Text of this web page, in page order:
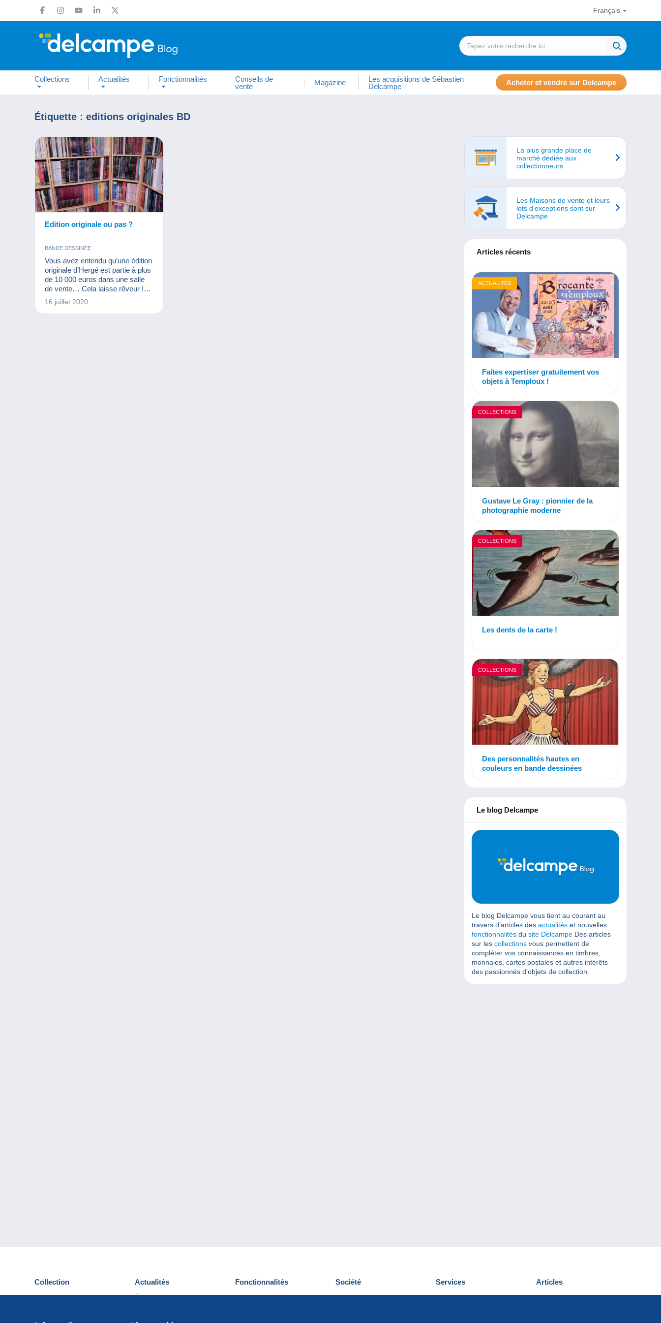
Français
Collections Actualités Fonctionnalités
Conseils de
vente
Magazine
Les acquisitions de Sébastien
Delcampe
Acheter et vendre sur Delcampe
Étiquette : editions originales BD
Edition originale ou pas ?
BANDE DESSINÉE
Vous avez entendu qu’une édition
originale d’Hergé est partie à plus
de 10 000 euros dans une salle
de vente… Cela laisse rêveur !
Mais avant de proposer les
albums de bandes dessinées sur
16 juillet 2020
La plus grande place de
marché dédiée aux
collectionneurs
Les Maisons de vente et leurs
lots d'exceptions sont sur
Delcampe
Articles récents
ACTUALITÉS
Faites expertiser gratuitement vos
objets à Temploux !
COLLECTIONS
Gustave Le Gray : pionnier de la
photographie moderne
COLLECTIONS
Les dents de la carte !
COLLECTIONS
Des personnalités hautes en
couleurs en bande dessinées
Le blog Delcampe
Le blog Delcampe vous tient au courant au
travers d’articles des actualités et nouvelles
fonctionnalités du site Delcampe Des articles
sur les collections vous permettent de
compléter vos connaissances en timbres,
monnaies, cartes postales et autres intérêts
des passionnés d’objets de collection.
Collection
Cartes postales
Actualités
Événements Delcampe
Fonctionnalités
Nouveautés
Société
Qui sommes-nous
Services
Découvrir Delcampe
Articles